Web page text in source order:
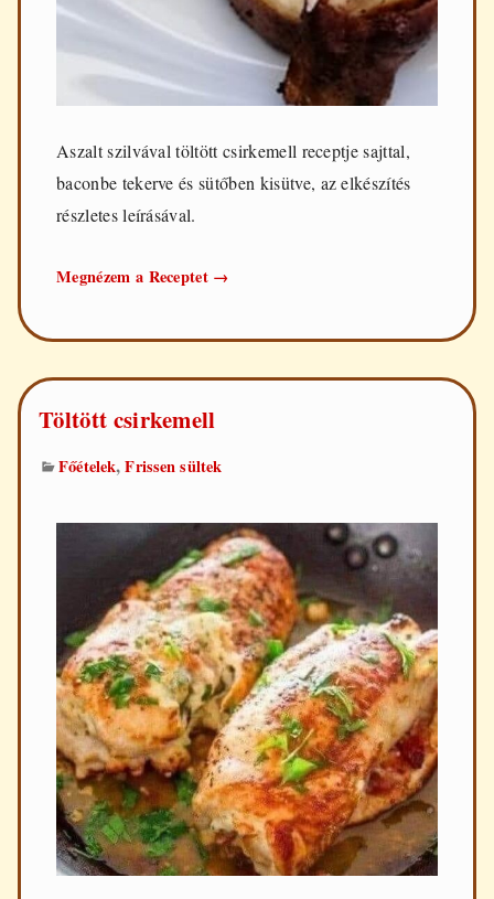
Aszalt szilvával töltött csirkemell receptje sajttal,
baconbe tekerve és sütőben kisütve, az elkészítés
részletes leírásával.
Megnézem a Receptet Aszalt
→
Töltött csirkemell
Főételek,Frissen sültek